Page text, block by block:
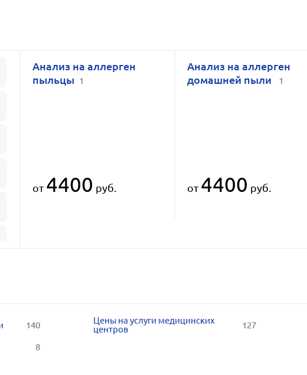
Анализ на аллерген
пыльцы 1
Анализ на аллерген
домашней пыли
1
от 4400 руб. от 4400 руб.
140
Цены на услуги медицинских
центров
127
8